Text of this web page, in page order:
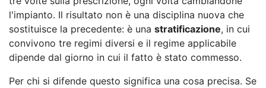
l'impianto. Il risultato non è una disciplina nuova che
sostituisce la precedente: è una stratificazione, in cui
convivono tre regimi diversi e il regime applicabile
dipende dal giorno in cui il fatto è stato commesso.
Per chi si difende questo significa una cosa precisa. Se